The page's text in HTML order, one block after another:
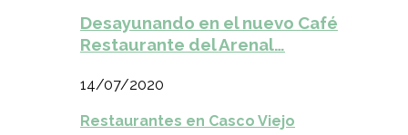
Desayunando en el nuevo Café
Restaurante del Arenal…
14/07/2020
Restaurantes en Casco Viejo